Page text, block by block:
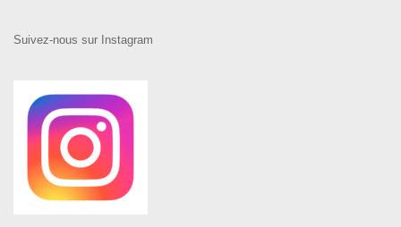
Suivez-nous sur Instagram